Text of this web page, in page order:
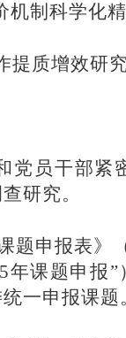
机制科学化
提质增效研
党员干部紧
研究。
题申报表》
5年课题申报 ”
一申报课题